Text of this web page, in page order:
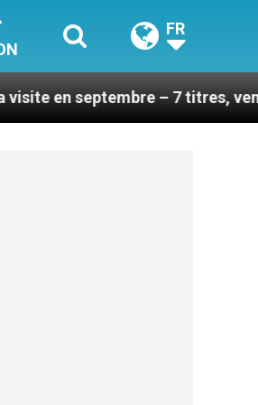
FR
– 7 titres, vendredi 7 août